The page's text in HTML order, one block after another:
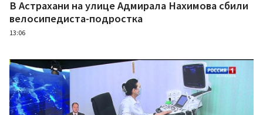
В Астрахани на улице Адмирала Нахимова сбили
велосипедиста-подростка
13:06